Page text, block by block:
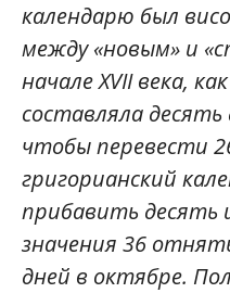
календарю был
между «новым» и
начале XVII века,
составляла
чтобы перевести
григорианский
прибавить десять
значения 36
дней в октябре.